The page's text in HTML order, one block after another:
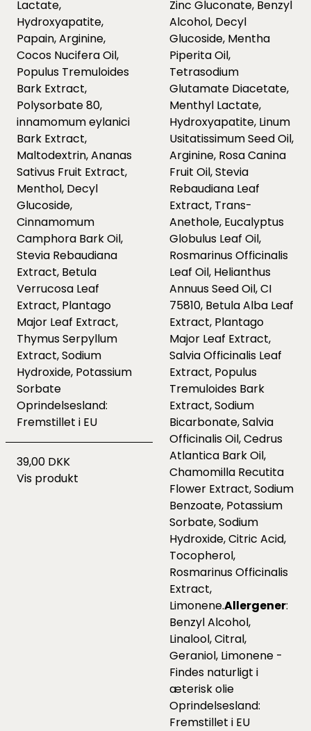
Lactate,
Hydroxyapatite,
Papain, Arginine,
Cocos Nucifera Oil,
Populus Tremuloides
Bark Extract,
Polysorbate 80,
innamomum eylanici
Bark Extract,
Maltodextrin, Ananas
Sativus Fruit Extract,
Menthol, Decyl
Glucoside,
Cinnamomum
Camphora Bark Oil,
Stevia Rebaudiana
Extract, Betula
Verrucosa Leaf
Extract, Plantago
Major Leaf Extract,
Thymus Serpyllum
Extract, Sodium
Hydroxide, Potassium
Sorbate
Oprindelsesland:
Fremstillet i EU
39,00 DKK
Vis produkt
Zinc Gluconate, Benzyl
Alcohol, Decyl
Glucoside, Mentha
Piperita Oil,
Tetrasodium
Glutamate Diacetate,
Menthyl Lactate,
Hydroxyapatite, Linum
Usitatissimum Seed Oil,
Arginine, Rosa Canina
Fruit Oil, Stevia
Rebaudiana Leaf
Extract, Trans-
Anethole, Eucalyptus
Globulus Leaf Oil,
Rosmarinus Officinalis
Leaf Oil, Helianthus
Annuus Seed Oil, CI
75810, Betula Alba Leaf
Extract, Plantago
Major Leaf Extract,
Salvia Officinalis Leaf
Extract, Populus
Tremuloides Bark
Extract, Sodium
Bicarbonate, Salvia
Officinalis Oil, Cedrus
Atlantica Bark Oil,
Chamomilla Recutita
Flower Extract, Sodium
Benzoate, Potassium
Sorbate, Sodium
Hydroxide, Citric Acid,
Tocopherol,
Rosmarinus Officinalis
Extract,
Limonene.Allergener:
Benzyl Alcohol,
Linalool, Citral,
Geraniol, Limonene -
Findes naturligt i
æterisk olie
Oprindelsesland:
Fremstillet i EU